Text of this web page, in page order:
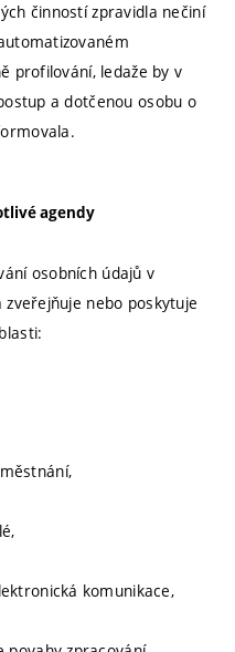
činností zpravidla nečiní
profilování, ledaže by v
a dotčenou osobu o
agendy
osobních údajů v
nebo poskytuje
komunikace,